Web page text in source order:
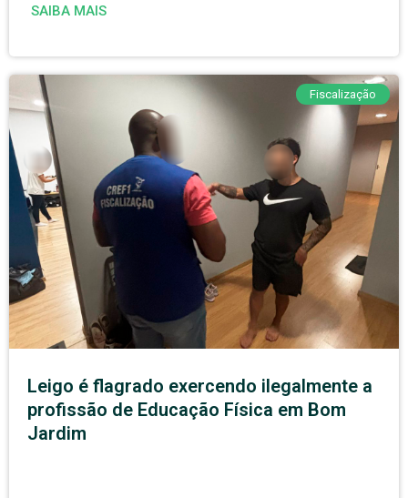
SAIBA MAIS
Fiscalização
Leigo é flagrado exercendo ilegalmente a
profissão de Educação Física em Bom
Jardim